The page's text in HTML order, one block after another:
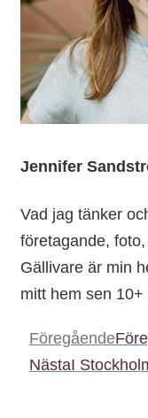
Jennifer
Vad jag tänker
företagande,
Gällivare är min
mitt hem sen 10+
Föregående
NästaI